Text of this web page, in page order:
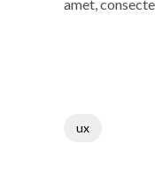
amet,
ux